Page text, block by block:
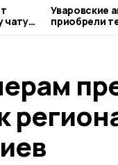
чату
Уваровские
приобрели
миллионов